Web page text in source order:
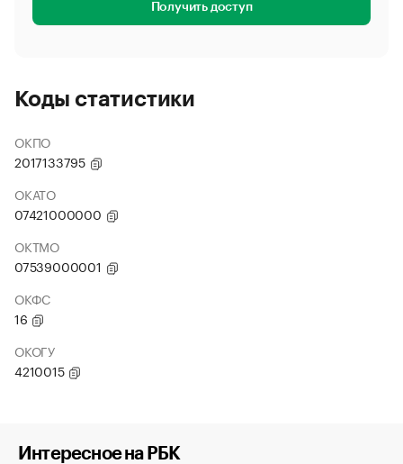
Получить доступ
Коды статистики
ОКПО
2017133795
ОКАТО
07421000000
ОКТМО
07539000001
ОКФС
16
ОКОГУ
4210015
Интересное на РБК